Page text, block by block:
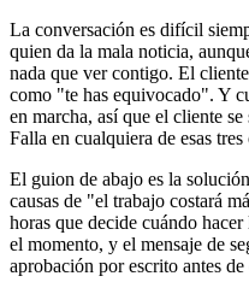
La conversación es difícil
quien da la mala noticia,
nada que ver contigo. El
como "te has equivocado". Y
en marcha, así que el cliente
Falla en cualquiera de esas
El guion de abajo es la
causas de "el trabajo costará
horas que decide cuándo
el momento, y el mensaje de
aprobación por escrito antes